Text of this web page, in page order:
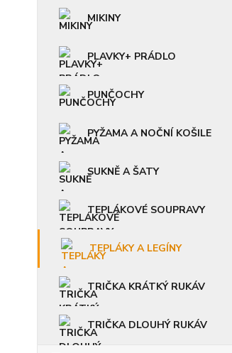
MIKINY
PLAVKY+ PRÁDLO
PUNČOCHY
PYŽAMA A NOČNÍ KOŠILE
SUKNĚ A ŠATY
TEPLÁKOVÉ SOUPRAVY
TEPLÁKY A LEGÍNY
TRIČKA KRÁTKÝ RUKÁV
TRIČKA DLOUHÝ RUKÁV